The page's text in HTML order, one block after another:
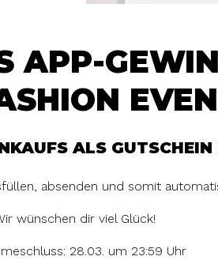
APP-
ALS
absenden und somit
wünschen dir viel Glück!
28.03. um 23:59 Uhr